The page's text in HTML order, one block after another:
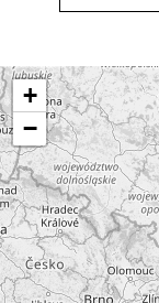
+
−